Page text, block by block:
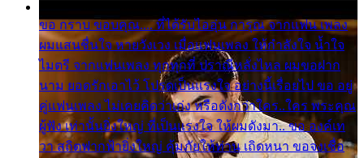
ขอ กราบ ขอบคุณ.... ที่ได้รับไออุ่น การุณ จากแฟน เพลง
ผมแสนชื่นใจ หายวังเวง เมื่อแฟนเพลง ให้กำลังใจ น้ำใจ
ไมตรี จากแฟนเพลง ทุกทุกที่ ปราณีหลั่งไหล ผมขอฝาก
นาม ยอดรักเอาไว้ โปรดเป็นแรงใจ อย่างนี้เรื่อยไป ขอ อยู่
คู่แฟนเพลง ไม่เคยคิดว่าเก่ง หรือดังกว่าใคร..ใคร พระคุณ
ผู้ฟัง เท่านั้นยิ่งใหญ่ ที่เป็นแรงใจ ให้ผมดังมา.. ขอ องค์เท
วา สถิตฟากฟ้ายิ่งใหญ่ คุ้มภัยให้ท่าน เถิดหนา ขอจงเชื่อ